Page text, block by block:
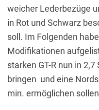
weicher Lederbezüge
in Rot und Schwarz
soll. Im Folgenden
Modifikationen
starken GT-R nun in
bringen und eine
min. ermöglichen